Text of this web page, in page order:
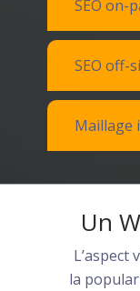
SEO on-
SEO off-
Maillage
Un
L’aspect
la